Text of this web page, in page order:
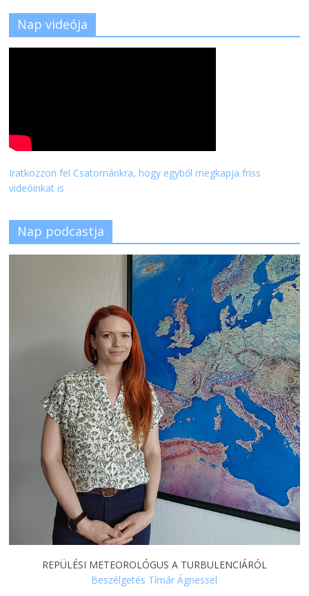
Nap videója
Iratkozzon fel Csatornánkra, hogy egyből megkapja friss
videóinkat is
Nap podcastja
REPÜLÉSI METEOROLÓGUS A TURBULENCIÁRÓL
Beszélgetés Tímár Ágnessel